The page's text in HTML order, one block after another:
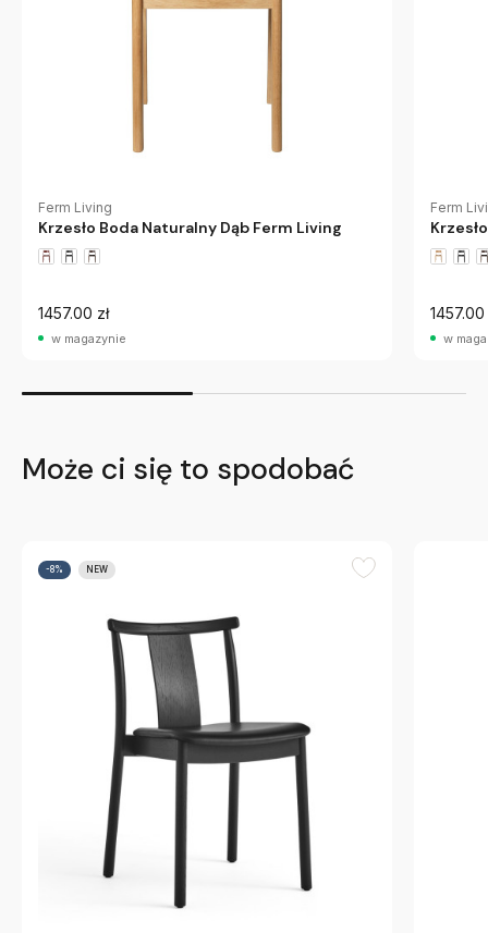
Ferm Living
Krzesło Boda Naturalny Dąb Ferm Living
1457.00 zł
w magazynie
Ferm
1457.00
w
Może ci się to spodobać
-8% NEW